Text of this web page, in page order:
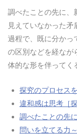
調べたことの先に、
見えていなかった
過程で、既に分かっ
の区別などを経なが
体的な形を伴ってく
探究のプロセス
違和感は思考［
調べたことの先
問いを立てる力